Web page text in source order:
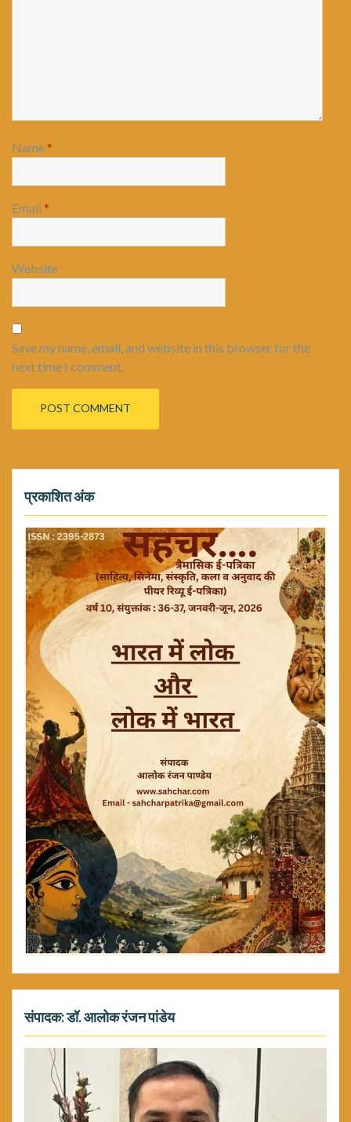
Name*
Email *
Website
Save my name, email, and website in this browser for the
next time I comment.
प्रकाशित अंक
संपादक: डॉ. आलोक रंजन पांडेय